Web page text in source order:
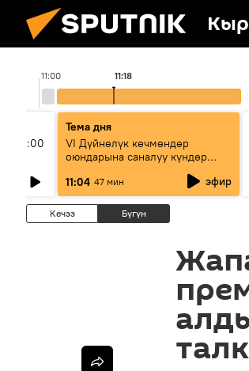
11:00 11:18
11:00
Тема дня
VI Дүйнөлүк көчмөндөр
оюндарына саналуу күндөр
калды: даярдык иштери кайсы
этапка жетти?
11:04 47 мин эфир
Кечээ Бүгүн